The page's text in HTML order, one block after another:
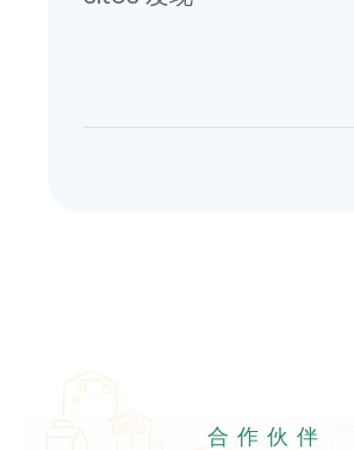
合作伙伴